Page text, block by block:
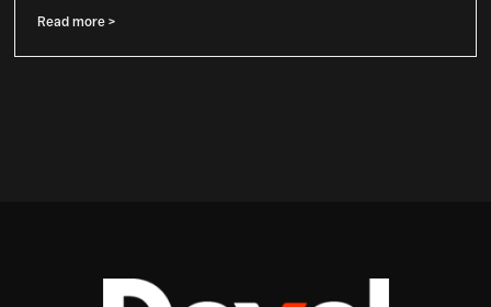
Read more >